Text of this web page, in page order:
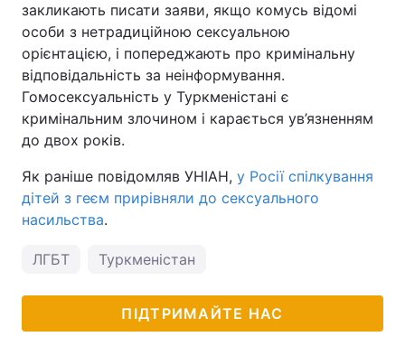
закликають писати заяви, якщо комусь відомі
особи з нетрадиційною сексуальною
орієнтацією, і попереджають про кримінальну
відповідальність за неінформування.
Гомосексуальність у Туркменістані є
кримінальним злочином і карається ув’язненням
до двох років.
Як раніше повідомляв УНІАН, у Росії спілкування
дітей з геєм прирівняли до сексуального
насильства.
ЛГБТ Туркменістан
ПІДТРИМАЙТЕ НАС